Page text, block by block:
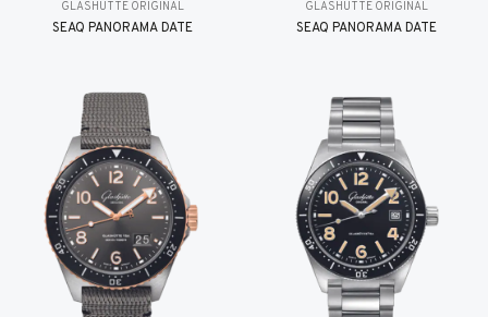
GLASHÜTTE ORIGINAL
SEAQ PANORAMA DATE
GLASHÜTTE ORIGINAL
SEAQ PANORAMA DATE